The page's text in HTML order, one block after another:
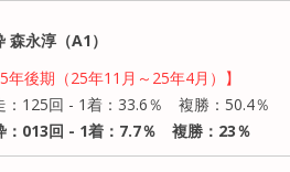
森永淳（A1）
年後期（25年11月～25年4月）】
：125回 - 1着：33.6％ 複勝：50.4％
：013回 - 1着：7.7％ 複勝：23％